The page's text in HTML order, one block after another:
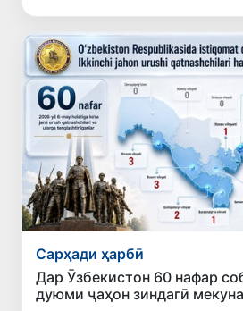
Сарҳади ҳарбӣ
Дар Ӯзбекистон 60 нафар
дуюми ҷаҳон зиндагӣ